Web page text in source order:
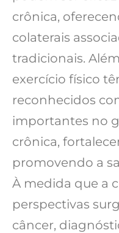
crônica,
colaterais
tradicionais.
exercício físico
reconhecidos
importantes no
crônica,
promovendo a
À medida que a
perspectivas
câncer,